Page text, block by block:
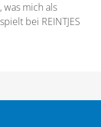
was mich als
bei REINTJES